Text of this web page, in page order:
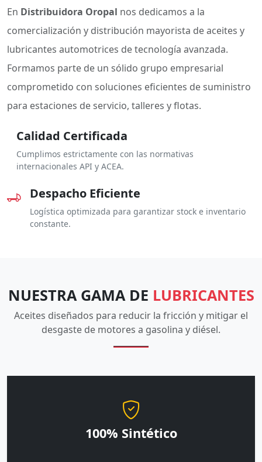
En Distribuidora Oropal nos dedicamos a la
comercialización y distribución mayorista de aceites y
lubricantes automotrices de tecnología avanzada.
Formamos parte de un sólido grupo empresarial
comprometido con soluciones eficientes de suministro
para estaciones de servicio, talleres y flotas.
Calidad Certificada
Cumplimos estrictamente con las normativas
internacionales API y ACEA.
Despacho Eficiente
Logística optimizada para garantizar stock e inventario
constante.
NUESTRA GAMA DE LUBRICANTES
Aceites diseñados para reducir la fricción y mitigar el
desgaste de motores a gasolina y diésel.
100% Sintético